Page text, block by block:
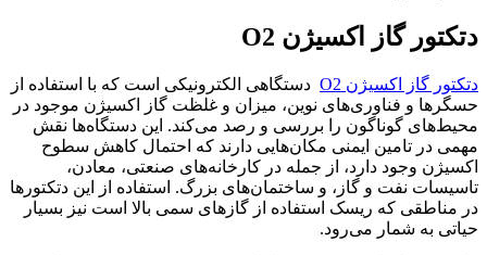
دتکتور گاز اکسیژن O2
دتکتور گاز اکسیژن O2
دستگاهی الکترونیکی است که با استفاده از
حسگرها و فناوری‌های نوین، میزان و غلظت گاز اکسیژن موجود در
محیط‌های گوناگون را بررسی و رصد می‌کند. این دستگاه‌ها نقش
مهمی در تامین ایمنی مکان‌هایی دارند که احتمال کاهش سطوح
اکسیژن وجود دارد، از جمله در کارخانه‌های صنعتی، معادن،
تاسیسات نفت و گاز، و ساختمان‌های بزرگ. استفاده از این دتکتورها
در مناطقی که ریسک استفاده از گازهای سمی بالا است نیز بسیار
حیاتی به شمار می‌رود.